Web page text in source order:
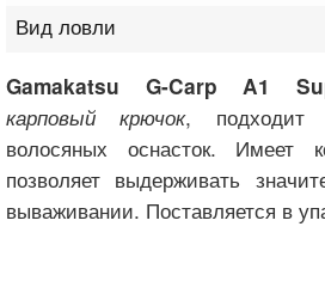
Вид ловли
Gamakatsu G-Carp A1
карповый крючок, подходит
волосяных оснасток. Имеет
позволяет выдерживать
вываживании. Поставляется в